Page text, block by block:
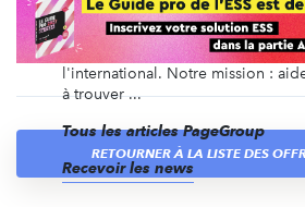
recrutement en CDI, en intérim,
transition, ainsi que du
des recrutements volumiques, en
l'international. Notre mission :
à trouver ...
Tous les articles PageGroup
Recevoir les news
RETOURNER À LA LISTE DES